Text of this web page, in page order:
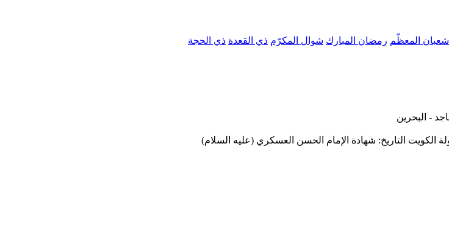
شعبان المعظّم رمضان المبارك شوال المكرّم ذي القعدة ذي الحجة